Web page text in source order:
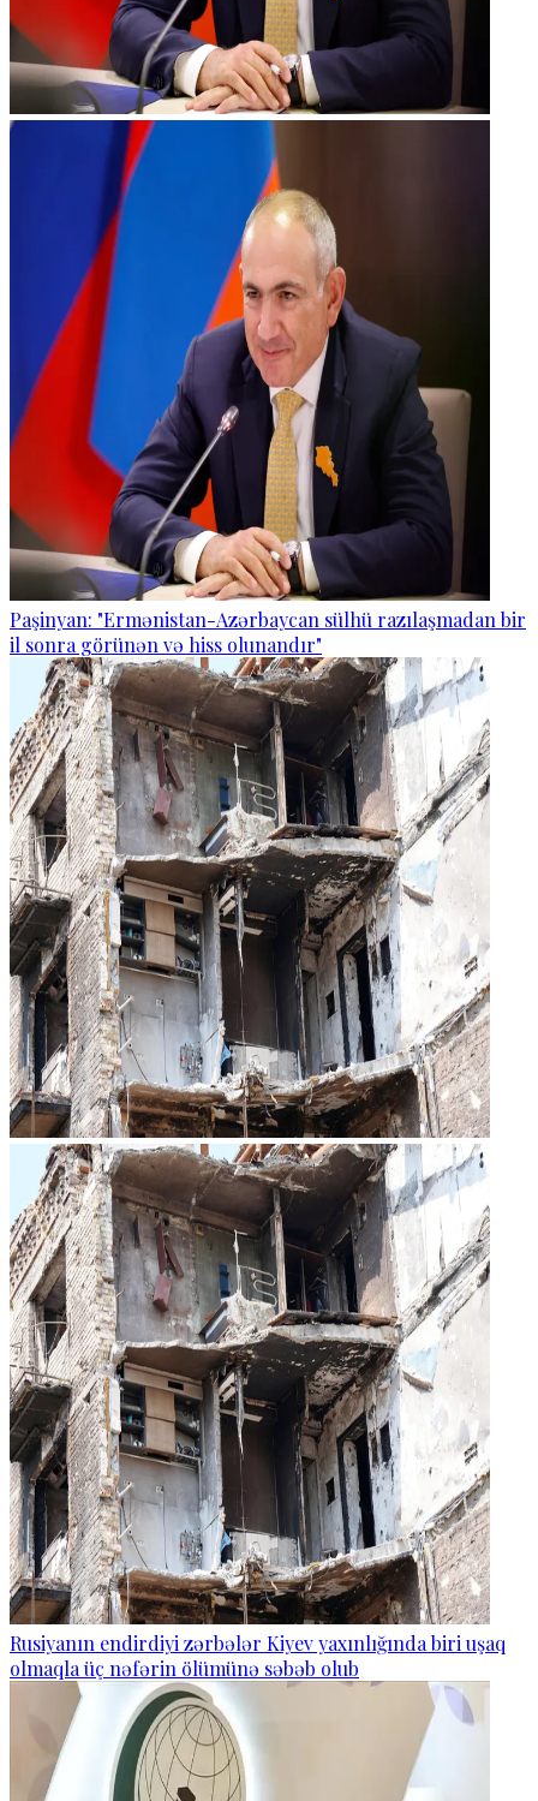
Paşinyan: "Ermənistan-Azərbaycan sülhü razılaşmadan bir
il sonra görünən və hiss olunandır"
Rusiyanın endirdiyi zərbələr Kiyev yaxınlığında biri uşaq
olmaqla üç nəfərin ölümünə səbəb olub